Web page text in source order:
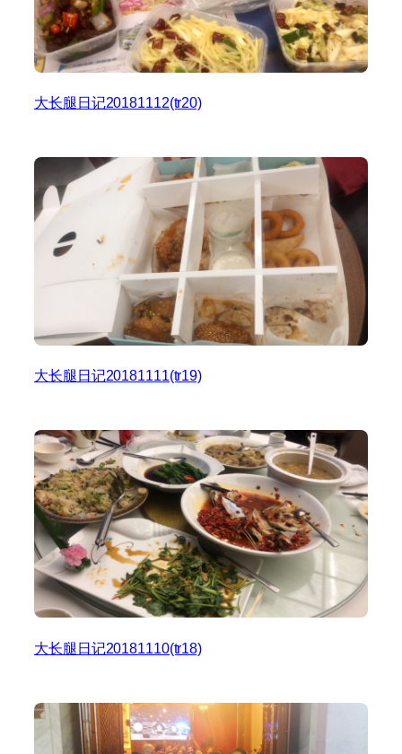
大长腿日记20181112(tr20)
大长腿日记20181111(tr19)
大长腿日记20181110(tr18)